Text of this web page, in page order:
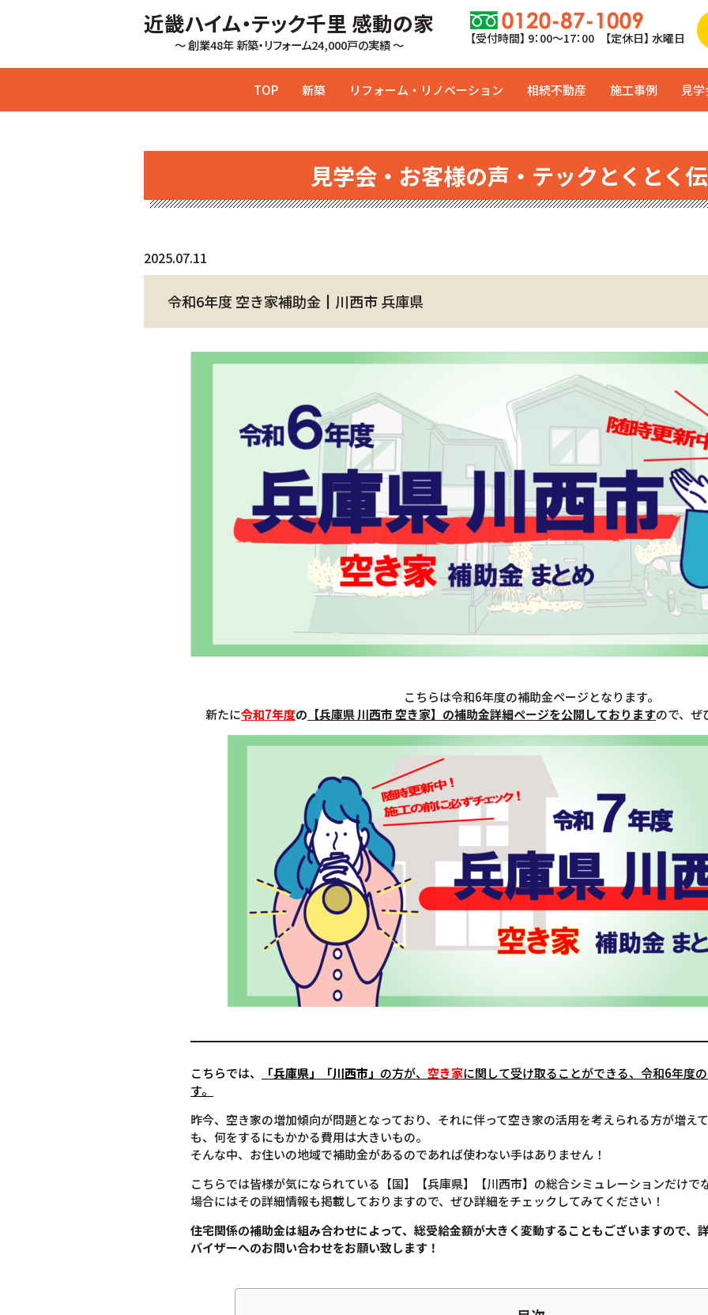
近畿ハイム・テック千里 感動の家
～ 創業48年 新築・リフォーム24,000戸の実績 ～ 【受付時間】 9：00〜17：00 【定休日】 水曜日
TOP 新築 リフォーム・リノベーション 相続不動産 施工事例 見
見学会・お客様の声・テックとくとく
2025.07.11
令和6年度 空き家補助金┃川西市 兵庫県
こちらは令和6年度の補助金ページとなります。
新たに令和7年度の 【兵庫県 川西市空き家】の補助金詳細ページを公開しておりますので、ぜ
こちらでは、 「兵庫県」「川西市」 の方が、 空き家に関して受け取ることができる、令和6年度
す。
昨今、空き家の増加傾向が問題となっており、それに伴って空き家の活用を考えられる方が増え
も、何をするにもかかる費用は大きいもの。
そんな中、お住いの地域で補助金があるのであれば使わない手はありません！
こちらでは皆様が気になられている【国】【兵庫県】【川西市】の総合シミュレーションだけで
場合にはその詳細情報も掲載しておりますので、ぜひ詳細をチェックしてみてください！
住宅関係の補助金は組み合わせによって、総受給金額が大きく変動することもございますので、
バイザーへのお問い合わせをお願い致します！